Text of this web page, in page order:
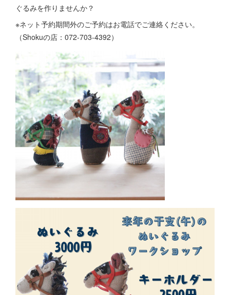
ぐるみを作りませんか？
※ネット予約期間外のご予約はお電話でご連絡ください。
（Shokuの店：072-703-4392）